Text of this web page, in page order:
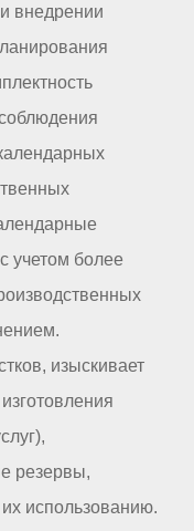
внедрении
учетом более
изыскивает
резервы,
использованию.